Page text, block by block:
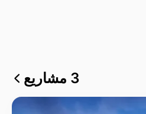
3 مشاريع